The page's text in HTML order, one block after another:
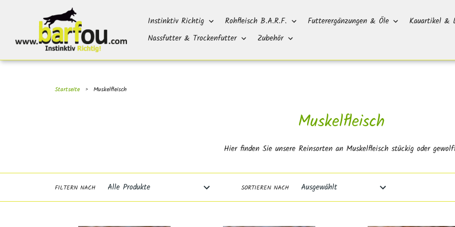
Instinktiv Richtig Rohfleisch B.A.R.F. Futterergänzungen & Öle
Kauartikel &
Nassfutter & Trockenfutter
Zubehör
Startseite › Muskelfleisch
S
a
m
m
l
Muskelfleisch
Hier finden Sie unsere Reinsorten an Muskelfleisch stückig oder
FILTERN NACH SORTIEREN NACH